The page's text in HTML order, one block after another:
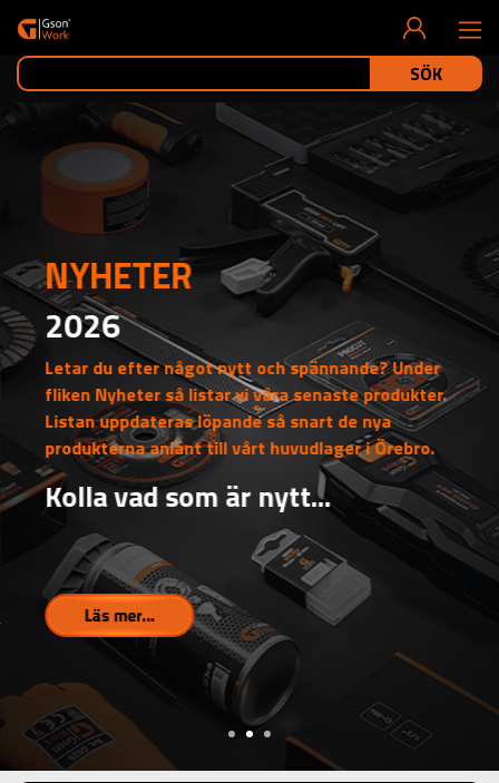
SÖK
NYHETER
2026
Letar du efter något nytt och spännande? Under
fliken Nyheter så listar vi våra senaste produkter.
Listan uppdateras löpande så snart de nya
produkterna anlänt till vårt huvudlager i Örebro.
Kolla vad som är nytt...